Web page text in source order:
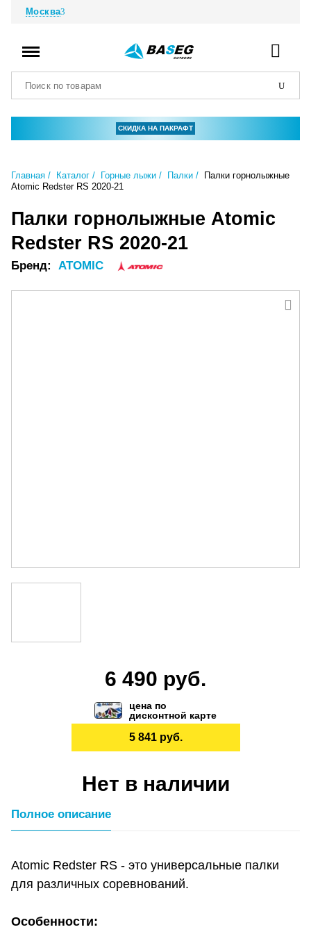
Москва
СКИДКА НА ПАКРАФТ
Главная Каталог Горные лыжи Палки
Палки горнолыжные
Atomic Redster RS 2020-21
Палки горнолыжные Atomic
Redster RS 2020-21
Бренд: ATOMIC
6 490 руб.
цена по
дисконтной карте
5 841 руб.
Нет в наличии
Полное описание
Atomic Redster RS - это универсальные палки
для различных соревнований.
Особенности: